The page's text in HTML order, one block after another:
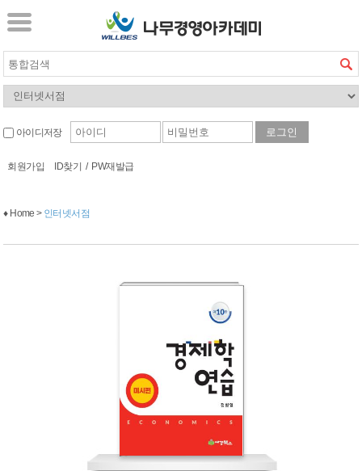
아이디저장
회원가입 ID찾기 / PW재발급
♦ Home > 인터넷서점